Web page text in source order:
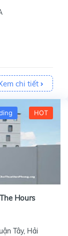
chi tiết
HOT
Hours
Tây, Hải